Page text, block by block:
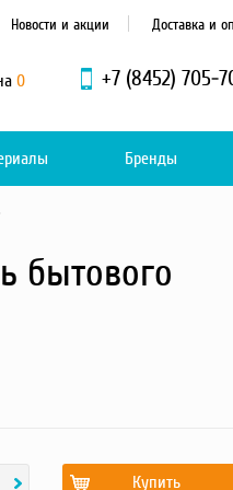
0 +7 (8452) 705-
Новости и акции Доставка и
0 Бренды
бытового
Купить